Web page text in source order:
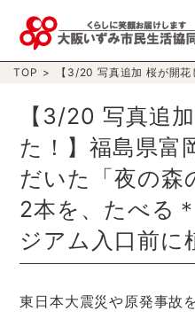
TOP > 【3/20 写真追加 桜が開
【3/20 写真追
た！】福島県富
だいた「夜の森
2本を、たべる
ジアム入口前に
東日本大震災や原発事故